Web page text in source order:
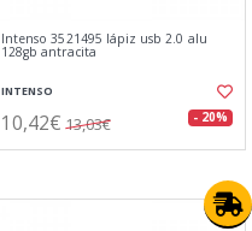
Intenso 3521495 lápiz usb 2.0 alu
128gb antracita
INTENSO
10,42€ 13,03€ - 20%